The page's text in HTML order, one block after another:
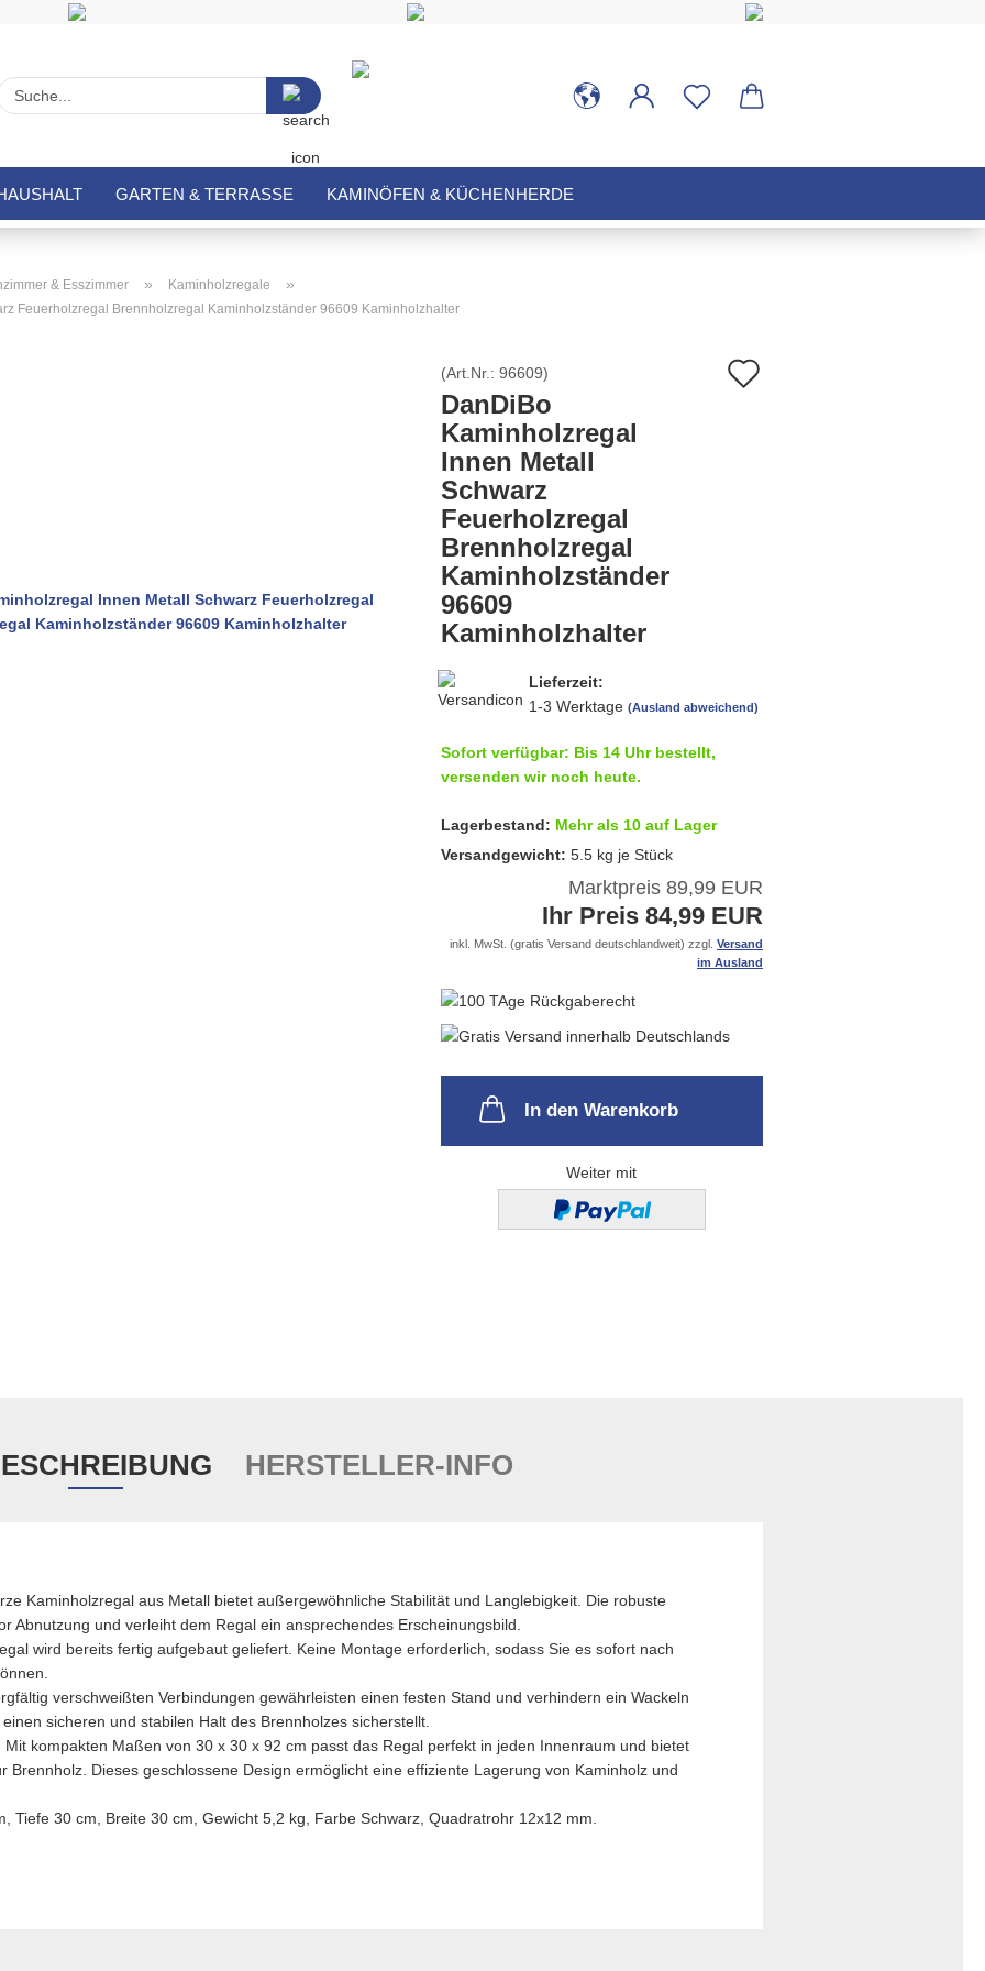
Suche...
GARTEN & TERRASSE KAMINÖFEN & KÜCHENHERDE
& Esszimmer » Kaminholzregale »
Feuerholzregal Brennholzregal Kaminholzständer 96609 Kaminholzhalter
(Art.Nr.: 96609)
DanDiBo
Kaminholzregal
Innen Metall
Schwarz
Feuerholzregal
Brennholzregal
Kaminholzständer
96609
Kaminholzhalter
Lieferzeit:
1-3 Werktage (Ausland abweichend)
Sofort verfügbar: Bis 14 Uhr bestellt,
versenden wir noch heute.
Lagerbestand: Mehr als 10 auf Lager
Versandgewicht: 5.5kg je Stück
Marktpreis 89,99 EUR
Ihr Preis 84,99 EUR
inkl. MwSt. (gratis Versand deutschlandweit) zzgl. Versand
im Ausland
In den Warenkorb
Weiter mit
HERSTELLER-INFO
Kaminholzregal aus Metall bietet außergewöhnliche Stabilität und Langlebigkeit. Die robuste
Abnutzung und verleiht dem Regal ein ansprechendes Erscheinungsbild.
wird bereits fertig aufgebaut geliefert. Keine Montage erforderlich, sodass Sie es sofort nach
verschweißten Verbindungen gewährleisten einen festen Stand und verhindern ein Wackeln
sicheren und stabilen Halt des Brennholzes sicherstellt.
Mit kompakten Maßen von 30 x 30 x 92 cm passt das Regal perfekt in jeden Innenraum und bietet
Brennholz. Dieses geschlossene Design ermöglicht eine effiziente Lagerung von Kaminholz und
Tiefe 30 cm, Breite 30 cm, Gewicht 5,2 kg, Farbe Schwarz, Quadratrohr 12x12 mm.